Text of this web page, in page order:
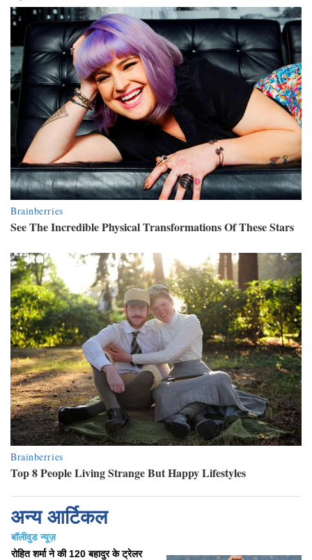
अन्य आर्टिकल
बॉलीवुड न्यूज़
रोहित शर्मा ने की 120 बहादुर के ट्रेलर